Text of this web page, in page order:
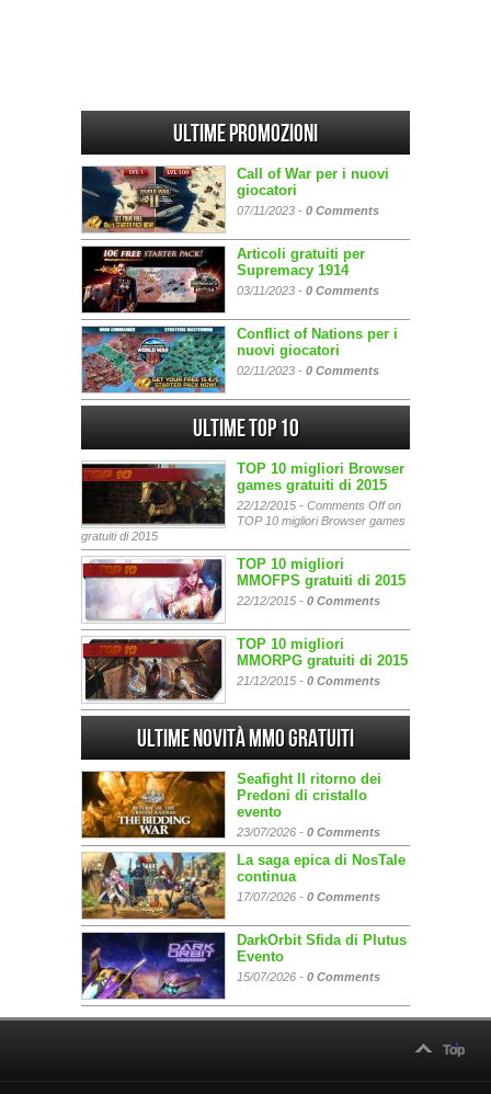
Ultime promozioni
Call of War per i nuovi
giocatori
07/11/2023 - 0 Comments
Articoli gratuiti per
Supremacy 1914
03/11/2023 - 0 Comments
Conflict of Nations per i
nuovi giocatori
02/11/2023 - 0 Comments
Ultime Top 10
TOP 10 migliori Browser
games gratuiti di 2015
22/12/2015 - Comments Offon
TOP 10 migliori Browser games
gratuiti di 2015
TOP 10 migliori
MMOFPS gratuiti di 2015
22/12/2015 - 0 Comments
TOP 10 migliori
MMORPG gratuiti di 2015
21/12/2015 - 0 Comments
Ultime Novità MMO gratuiti
Seafight Il ritorno dei
Predoni di cristallo
evento
23/07/2026 - 0 Comments
La saga epica di NosTale
continua
17/07/2026 - 0 Comments
DarkOrbit Sfida di Plutus
Evento
15/07/2026 - 0 Comments
Top